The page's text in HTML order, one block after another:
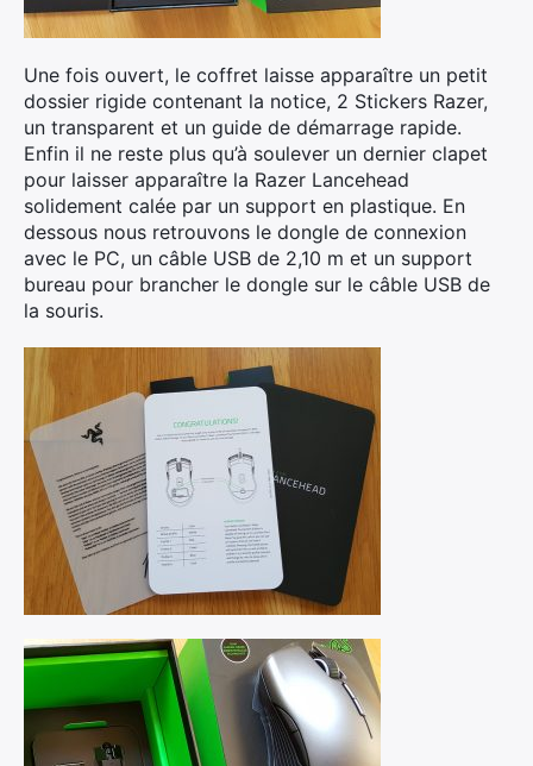
Une fois ouvert, le coffret laisse apparaître un petit
dossier rigide contenant la notice, 2 Stickers Razer,
un transparent et un guide de démarrage rapide.
Enfin il ne reste plus qu’à soulever un dernier clapet
pour laisser apparaître la Razer Lancehead
solidement calée par un support en plastique. En
dessous nous retrouvons le dongle de connexion
avec le PC, un câble USB de 2,10 m et un support
bureau pour brancher le dongle sur le câble USB de
la souris.